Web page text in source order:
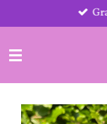
direct
de